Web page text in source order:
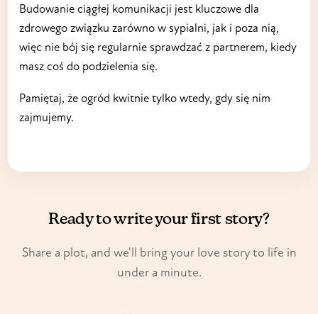
Budowanie ciągłej komunikacji jest kluczowe dla
zdrowego związku zarówno w sypialni, jak i poza nią,
więc nie bój się regularnie sprawdzać z partnerem, kiedy
masz coś do podzielenia się.
Pamiętaj, że ogród kwitnie tylko wtedy, gdy się nim
zajmujemy.
Ready to write your first story?
Share a plot, and we'll bring your love story to life in
under a minute.